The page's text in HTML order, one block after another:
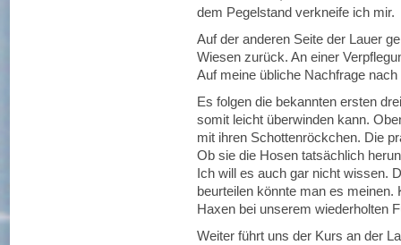
dem Pegelstand verkneife ich mir.
Auf der anderen Seite der Lauer
Wiesen zurück. An einer
Auf meine übliche Nachfrage
Es folgen die bekannten ersten
somit leicht überwinden kann.
mit ihren Schottenröckchen. Die
Ob sie die Hosen tatsächlich
Ich will es auch gar nicht wissen.
beurteilen könnte man es
Haxen bei unserem wiederholten
Weiter führt uns der Kurs an der